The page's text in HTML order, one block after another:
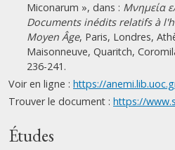
Miconarum », dans : Μνημεία
Documents inédits relatifs à
Moyen Âge, Paris, Londres,
Maisonneuve, Quaritch,
236-241.
Voir en ligne : https://
Trouver le document : https://
Études